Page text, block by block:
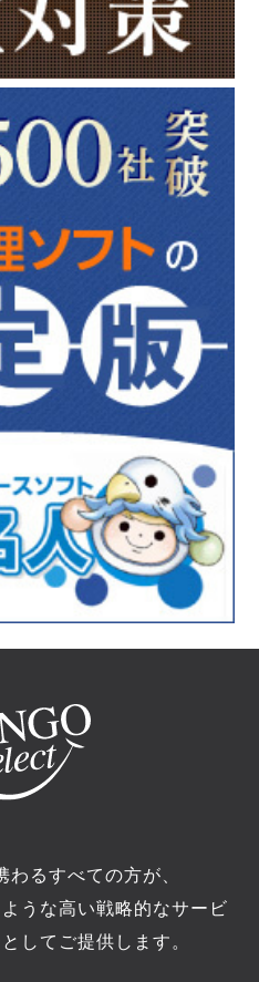
るすべての方が、
うな高い戦略的なサービ
してご提供します。